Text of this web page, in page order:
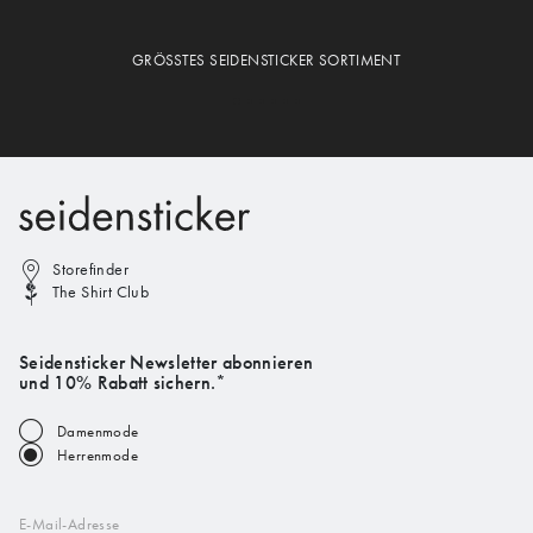
GRÖSSTES SEIDENSTICKER SORTIMENT
Storefinder
The Shirt Club
Seidensticker Newsletter abonnieren
und 10% Rabatt sichern.*
Damenmode
Herrenmode
E-Mail-Adresse